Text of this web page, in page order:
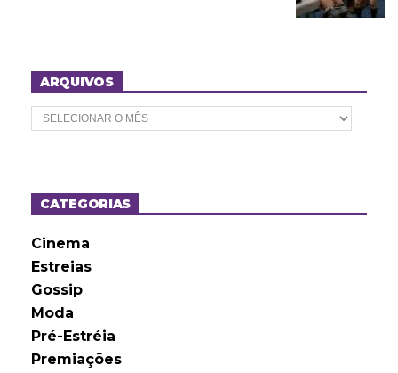
ARQUIVOS
A
r
o
sCATEGORIAS
Cinema
Estreias
Gossip
Moda
Pré-Estréia
Premiações